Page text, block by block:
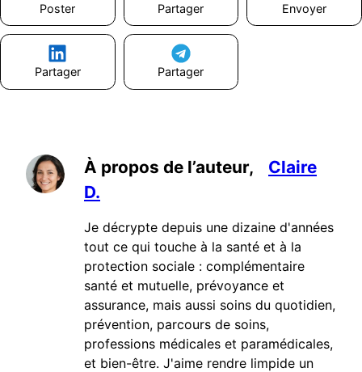
Poster Partager Envoyer
Partager Partager
À propos de l’auteur,
Claire
D.
Je décrypte depuis une dizaine d'années
tout ce qui touche à la santé et à la
protection sociale : complémentaire
santé et mutuelle, prévoyance et
assurance, mais aussi soins du quotidien,
prévention, parcours de soins,
professions médicales et paramédicales,
et bien-être. J'aime rendre limpide un